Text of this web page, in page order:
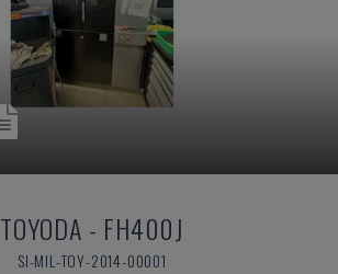
TOYODA - FH400J
SI-MIL-TOY-2014-00001